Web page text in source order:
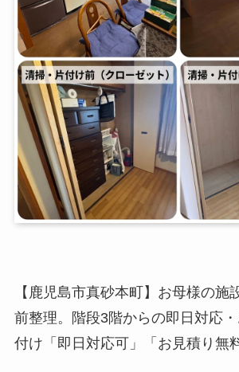
【鹿児島市真砂本町】お母様の施
前整理。階段3階からの即日対応
付け「即日対応可」「お見積り無